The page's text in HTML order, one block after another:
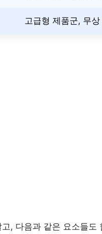
고급형 제품군, 무
, 다음과 같은 요소들도